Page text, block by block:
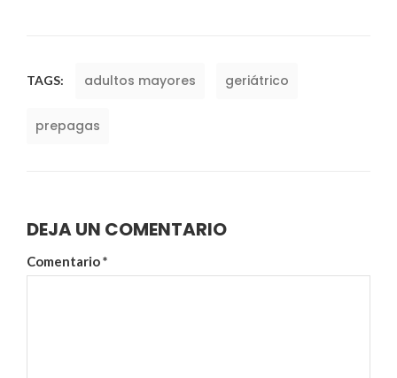
TAGS: adultos mayores geriátrico
prepagas
DEJA UN COMENTARIO
Comentario*